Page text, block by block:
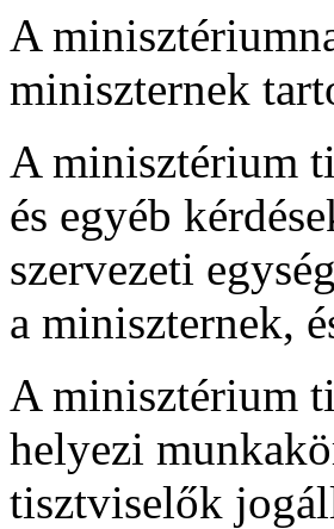
A
miniszternek
A minisztérium
és egyéb
szervezeti
a miniszternek,
A minisztérium
helyezi
tisztviselők